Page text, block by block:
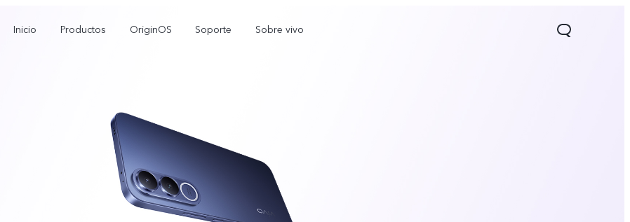
Inicio Productos OriginOS Soporte Sobre vivo